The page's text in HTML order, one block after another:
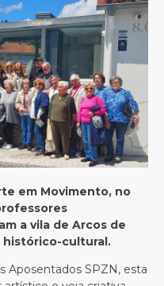
em Movimento, no
a vila de Arcos de
histórico-cultural.
Aposentados SPZN, esta